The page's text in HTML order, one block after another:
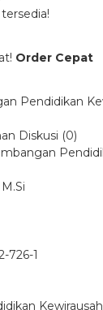
Order Cepat
Pendidikan
Diskusi (0)
726-1